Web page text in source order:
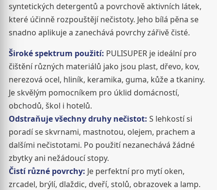
syntetických detergentů a povrchově aktivních látek,
které účinně rozpouštějí nečistoty. Jeho bílá pěna se
snadno aplikuje a zanechává povrchy zářivě čisté.
Široké spektrum použití: PULISUPER je ideální pro
čištění různých materiálů jako jsou plast, dřevo, kov,
nerezová ocel, hliník, keramika, guma, kůže a tkaniny.
Je skvělým pomocníkem pro úklid domácností,
obchodů, škol i hotelů.
Odstraňuje všechny druhy nečistot: S lehkostí si
poradí se skvrnami, mastnotou, olejem, prachem a
dalšími nečistotami. Po použití nezanechává žádné
zbytky ani nežádoucí stopy.
Čistí různé povrchy: Je perfektní pro mytí oken,
zrcadel, brýlí, dlaždic, dveří, stolů, obrazovek a lamp.